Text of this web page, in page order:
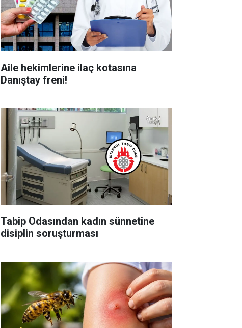
Aile hekimlerine ilaç kotasına
Danıştay freni!
Tabip Odasından kadın sünnetine
disiplin soruşturması